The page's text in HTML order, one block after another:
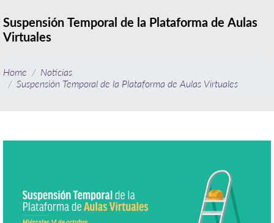
Suspensión Temporal de la Plataforma de Aulas
Virtuales
Home
Noticias
Suspensión Temporal de la Plataforma de Aulas Virtuales